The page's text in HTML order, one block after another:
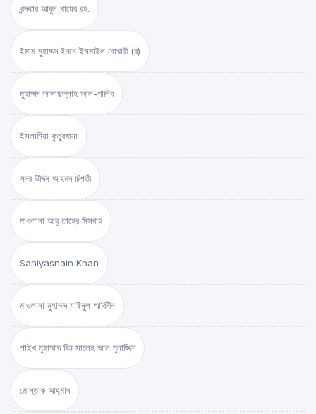
খন্দকার আবুল খায়ের রহ.
ইমাম মুহাম্মদ ইবনে ইসমাইল বোখারী (র)
মুহাম্মদ আসাদুল্লাহ আল-গালিব
ইসলামিয়া কুতুবখানা
সদর উদ্দিন আহমদ চিশতী
মাওলানা আবু তাহের মিসবাহ
Saniyasnain Khan
মাওলানা মুহাম্মদ যাইনুল আবিদীন
শাইখ মুহাম্মাদ বিন সালেহ আল মুনাজ্জিদ
মোস্তাক আহ্‌মাদ